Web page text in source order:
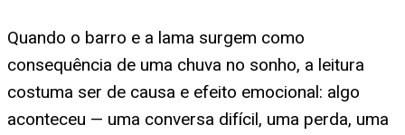
Quando o barro e a lama surgem como
consequência de uma chuva no sonho, a leitura
costuma ser de causa e efeito emocional: algo
aconteceu — uma conversa difícil, uma perda, uma